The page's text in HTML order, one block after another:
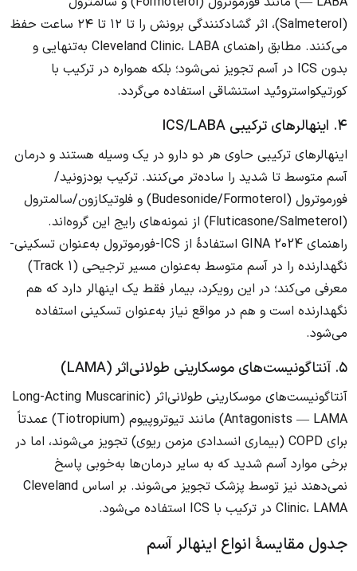
(Salmeterol)، اثر گشادکنندگی برونش را تا ۱۲ تا ۲۴ ساعت حفظ
می‌کنند. مطابق راهنمای Cleveland Clinic، LABA به‌تنهایی و
بدون ICS در آسم تجویز نمی‌شود؛ بلکه همواره در ترکیب با
کورتیکواستروئید استنشاقی استفاده می‌گردد.
۴. اینهالرهای ترکیبی ICS/LABA
اینهالرهای ترکیبی حاوی هر دو دارو در یک وسیله هستند و درمان
آسم متوسط تا شدید را ساده‌تر می‌کنند. ترکیب بودزونید/
فورموترول (Budesonide/Formoterol) و فلوتیکازون/سالمترول
(Fluticasone/Salmeterol) از نمونه‌های رایج این گروه‌اند.
راهنمای GINA 2024 استفادهٔ از ICS-فورموترول به‌عنوان تسکینی-
نگهدارنده را در آسم متوسط به‌عنوان مسیر ترجیحی (Track 1)
معرفی می‌کند؛ در این رویکرد، بیمار فقط یک اینهالر دارد که هم
نگهدارنده است و هم در مواقع نیاز به‌عنوان تسکینی استفاده
می‌شود.
۵. آنتاگونیست‌های موسکارینی طولانی‌اثر (LAMA)
آنتاگونیست‌های موسکارینی طولانی‌اثر (Long-Acting Muscarinic
Antagonists — LAMA) مانند تیوتروپیوم (Tiotropium) عمدتاً
برای COPD (بیماری انسدادی مزمن ریوی) تجویز می‌شوند، اما در
برخی موارد آسم شدید که به سایر درمان‌ها به‌خوبی پاسخ
نمی‌دهند نیز توسط پزشک تجویز می‌شوند. بر اساس Cleveland
Clinic، LAMA در ترکیب با ICS استفاده می‌شود.
جدول مقایسهٔ انواع اینهالر آسم